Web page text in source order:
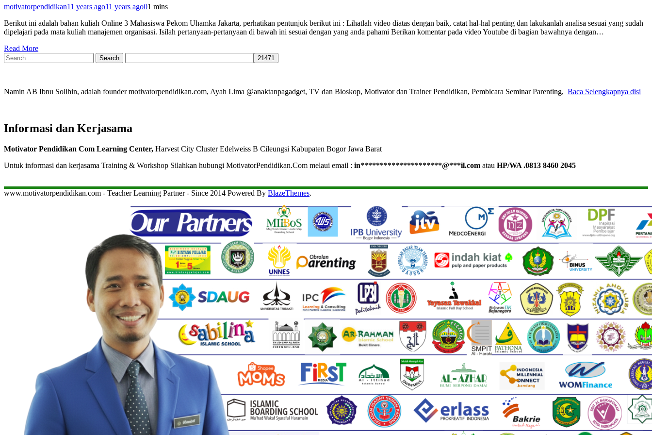
motivatorpendidikan11 years ago11 years ago01 mins
Berikut ini adalah bahan kuliah Online 3 Mahasiswa Pekom Uhamka Jakarta, perhatikan pentunjuk berikut ini : Lihatlah video diatas dengan baik, catat hal-hal penting dan lakukanlah analisa sesuai yang sudah
dipelajari pada mata kuliah manajemen organisasi. Isilah pertanyaan-pertanyaan di bawah ini sesuai dengan yang anda pahami Berikan komentar pada video Youtube di bagian bawahnya dengan…
Read More
Search
for:
Namin AB Ibnu Solihin, adalah founder motivatorpendidikan.com, Ayah Lima @anaktanpagadget, TV dan Bioskop, Motivator dan Trainer Pendidikan, Pembicara Seminar Parenting, Baca Selengkapnya disi
Informasi dan Kerjasama
Motivator Pendidikan Com Learning Center, Harvest City Cluster Edelweiss B Cileungsi Kabupaten Bogor Jawa Barat
Untuk informasi dan kerjasama Training & Workshop Silahkan hubungi MotivatorPendidikan.Com melaui email : in*********************@***il.com atau HP/WA .0813 8460 2045
www.motivatorpendidikan.com - Teacher Learning Partner - Since 2014 Powered By BlazeThemes.